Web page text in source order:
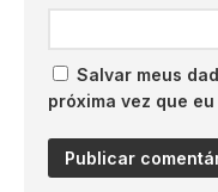
Salvar meus
próxima vez que